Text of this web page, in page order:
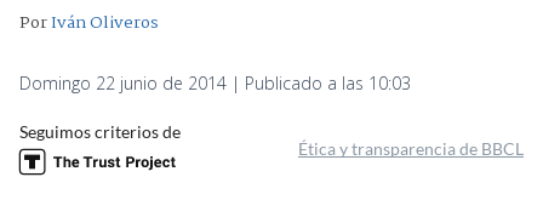
PorIván Oliveros
Domingo 22 junio de 2014 | Publicado a las 10:03
Seguimos criterios de
Ética y transparencia de BBCL